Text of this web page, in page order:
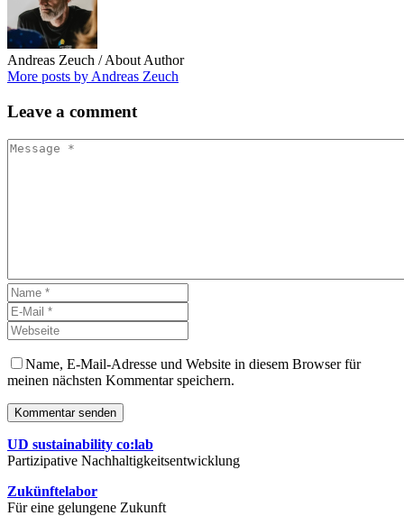
Andreas Zeuch / About Author
More posts by Andreas Zeuch
Leave a comment
Name, E-Mail-Adresse und Website in diesem Browser für
meinen nächsten Kommentar speichern.
Kommentar senden
UD sustainability co:lab
Partizipative Nachhaltigkeitsentwicklung
Zukünftelabor
Für eine gelungene Zukunft